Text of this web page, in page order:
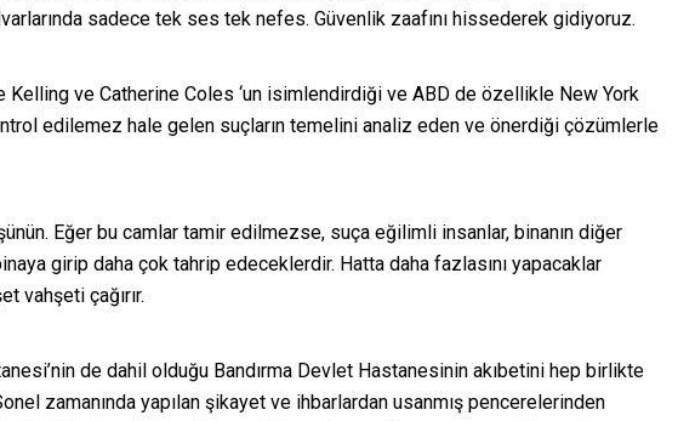
sadece tek ses tek nefes. Güvenlik zaafını hissederek gidiyoruz.
Kelling ve Catherine Coles ‘un isimlendirdiği ve ABD de özellikle New York
edilemez hale gelen suçların temelini analiz eden ve önerdiği çözümlerle
Eğer bu camlar tamir edilmezse, suça eğilimli insanlar, binanın diğer
girip daha çok tahrip edeceklerdir. Hatta daha fazlasını yapacaklar
vahşeti çağırır.
de dahil olduğu Bandırma Devlet Hastanesinin akıbetini hep birlikte
zamanında yapılan şikayet ve ihbarlardan usanmış pencerelerinden